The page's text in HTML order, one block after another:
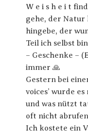
W e i s h e i t
gehe, der Natur
hingebe, der
Teil ich selbst
– Geschenke –
immer 🙏
Gestern bei
voices’ wurde
und was nützt
oft nicht
Ich kostete ein